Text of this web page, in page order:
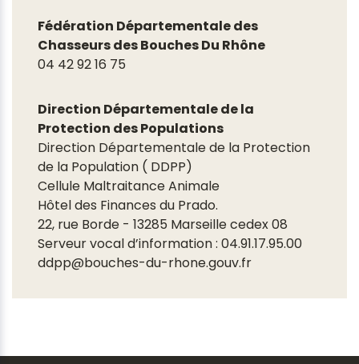
Fédération Départementale des
Chasseurs des Bouches Du Rhône
04 42 92 16 75
Direction Départementale de la
Protection des Populations
Direction Départementale de la Protection
de la Population ( DDPP)
Cellule Maltraitance Animale
Hôtel des Finances du Prado.
22, rue Borde - 13285 Marseille cedex 08
Serveur vocal d’information : 04.91.17.95.00
ddpp@bouches-du-rhone.gouv.fr